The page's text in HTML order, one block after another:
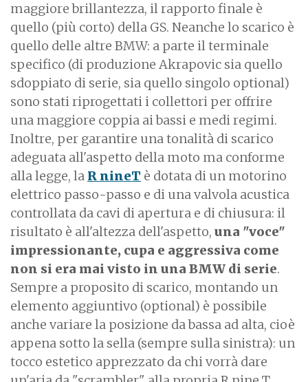
maggiore brillantezza, il rapporto finale è
quello (più corto) della GS. Neanche lo scarico è
quello delle altre BMW: a parte il terminale
specifico (di produzione Akrapovic sia quello
sdoppiato di serie, sia quello singolo optional)
sono stati riprogettati i collettori per offrire
una maggiore coppia ai bassi e medi regimi.
Inoltre, per garantire una tonalità di scarico
adeguata all'aspetto della moto ma conforme
alla legge, la R nineT è dotata di un motorino
elettrico passo-passo e di una valvola acustica
controllata da cavi di apertura e di chiusura: il
risultato è all'altezza dell'aspetto, una "voce"
impressionante, cupa e aggressiva come
non si era mai visto in una BMW di serie.
Sempre a proposito di scarico, montando un
elemento aggiuntivo (optional) è possibile
anche variare la posizione da bassa ad alta, cioè
appena sotto la sella (sempre sulla sinistra): un
tocco estetico apprezzato da chi vorrà dare